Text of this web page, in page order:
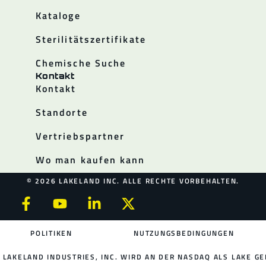
Kataloge
Sterilitätszertifikate
Chemische Suche
Kontakt
Kontakt
Standorte
Vertriebspartner
Wo man kaufen kann
© 2026 LAKELAND INC. ALLE RECHTE VORBEHALTEN.
POLITIKEN NUTZUNGSBEDINGUNGEN
LAKELAND INDUSTRIES, INC. WIRD AN DER NASDAQ ALS LAKE